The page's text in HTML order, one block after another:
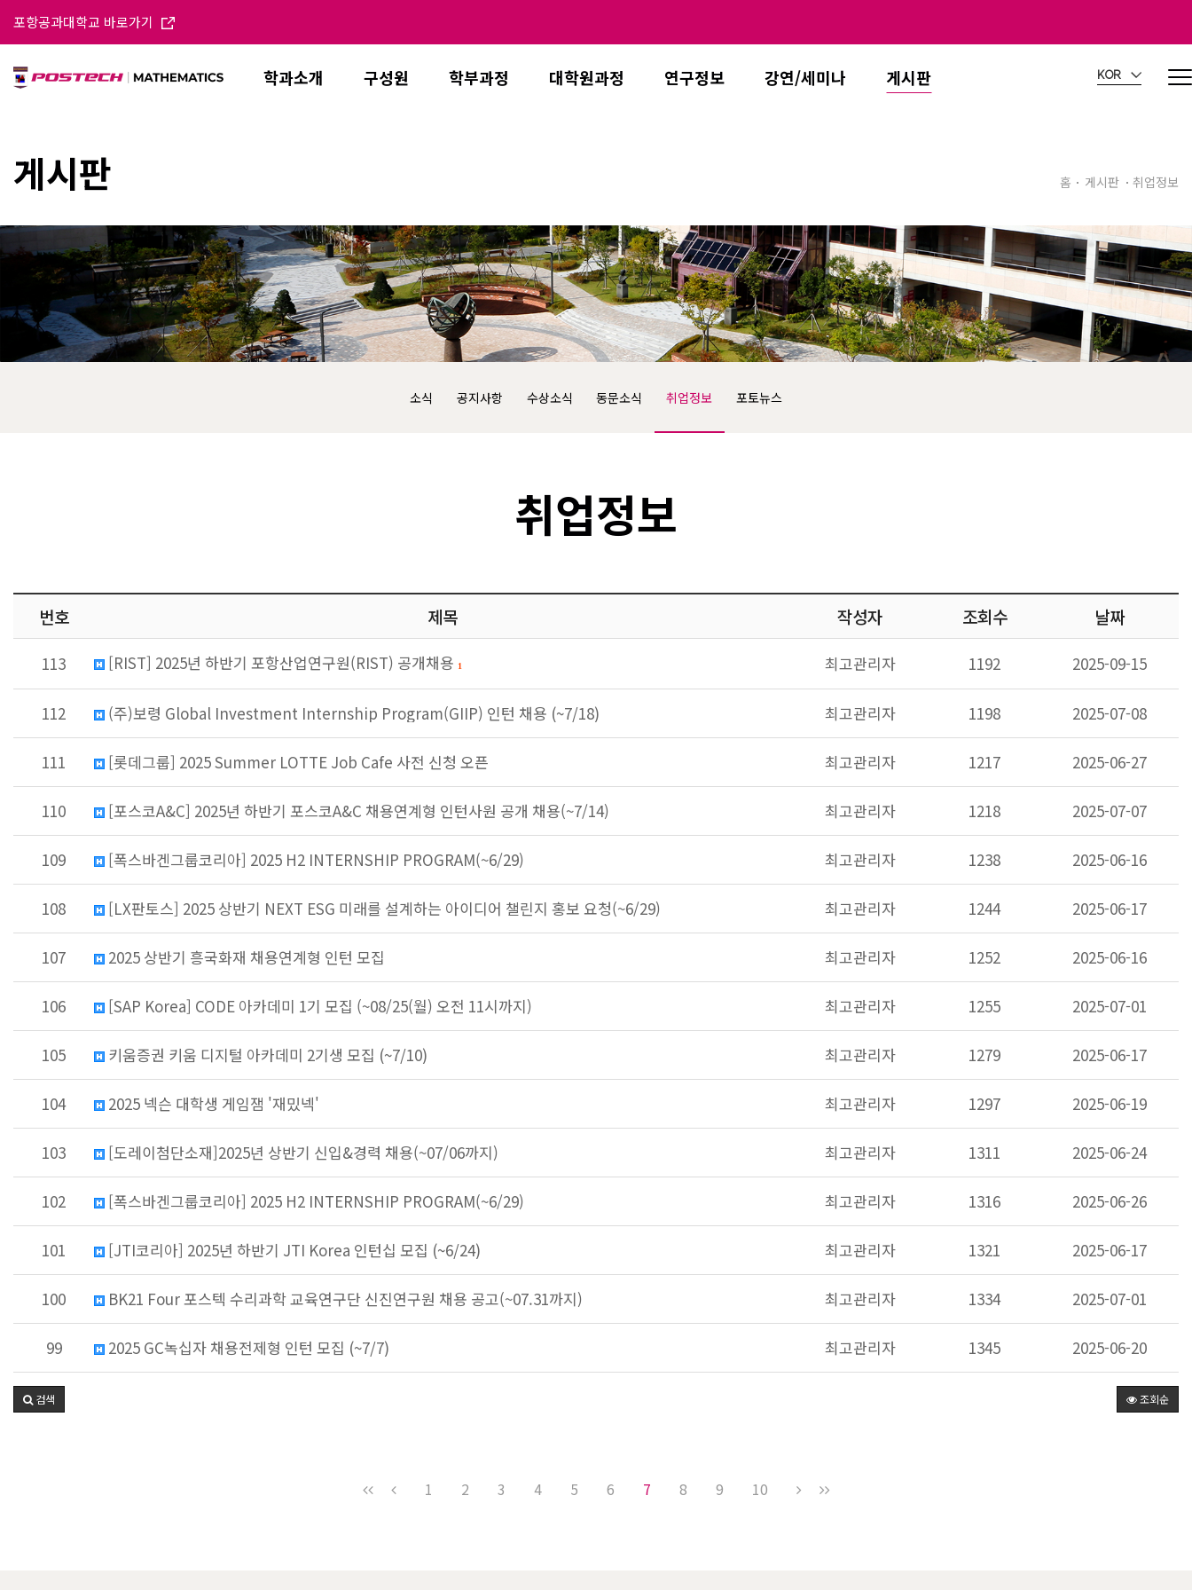
포항공과대학교 바로가기
학과소개 구성원 학부과정 대학원과정 연구정보 강연/세미나 게시판 KOR
게시판 홈 게시판 취업정보
소식 공지사항 수상소식 동문소식 취업정보 포토뉴스
취업정보
번호 제목 작성자 조회수 날짜
113 [RIST] 2025년 하반기 포항산업연구원(RIST) 공개채용 1 최고관리자 1192 2025-09-15
112 (주)보령 Global Investment Internship Program(GIIP) 인턴 채용 (~7/18) 최고관리자 1198 2025-07-08
111 [롯데그룹] 2025 Summer LOTTE Job Cafe 사전 신청 오픈 최고관리자 1217 2025-06-27
110 [포스코A&C] 2025년 하반기 포스코A&C 채용연계형 인턴사원 공개 채용(~7/14) 최고관리자 1218 2025-07-07
109 [폭스바겐그룹코리아] 2025 H2 INTERNSHIP PROGRAM(~6/29) 최고관리자 1238 2025-06-16
108 [LX판토스] 2025 상반기 NEXT ESG 미래를 설계하는 아이디어 챌린지 홍보 요청(~6/29) 최고관리자 1244 2025-06-17
107 2025 상반기 흥국화재 채용연계형 인턴 모집 최고관리자 1252 2025-06-16
106 [SAP Korea] CODE 아카데미 1기 모집 (~08/25(월) 오전 11시까지) 최고관리자 1255 2025-07-01
105 키움증권 키움 디지털 아카데미 2기생 모집 (~7/10) 최고관리자 1279 2025-06-17
104 2025 넥슨 대학생 게임잼 '재밌넥' 최고관리자 1297 2025-06-19
103 [도레이첨단소재]2025년 상반기 신입&경력 채용(~07/06까지) 최고관리자 1311 2025-06-24
102 [폭스바겐그룹코리아] 2025 H2 INTERNSHIP PROGRAM(~6/29) 최고관리자 1316 2025-06-26
101 [JTI코리아] 2025년 하반기 JTI Korea 인턴십 모집 (~6/24) 최고관리자 1321 2025-06-17
100 BK21 Four 포스텍 수리과학 교육연구단 신진연구원 채용 공고(~07.31까지) 최고관리자 1334 2025-07-01
99 2025 GC녹십자 채용전제형 인턴 모집 (~7/7) 최고관리자 1345 2025-06-20
조회순
검색
1 2 3 4 5 6 7 8 9 10